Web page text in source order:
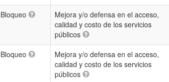
Bloqueo
Mejora y/o defensa en el acceso,
calidad y costo de los servicios
públicos
Bloqueo
Mejora y/o defensa en el acceso,
calidad y costo de los servicios
públicos